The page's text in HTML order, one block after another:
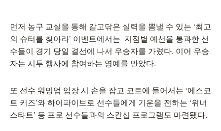
먼저 농구 교실을 통해 갈고닦은 실력을 뽐낼 수 있는 ‘최고
의 슈터를 찾아라’ 이벤트에서는 지점별 예선을 통과한 선
수들이 경기 당일 결선에 나서 우승자를 가렸다. 이어 우승
자는 시투 행사에 참여하는 영예를 안았다.
또 선수 워밍업 입장 시 손을 잡고 코트에 들어서는 ‘에스코
트 키즈’와 하이파이브로 선수들에게 기운을 전하는 ‘위너
스타트’ 등 프로 선수들과의 스킨십 프로그램도 마련됐다.